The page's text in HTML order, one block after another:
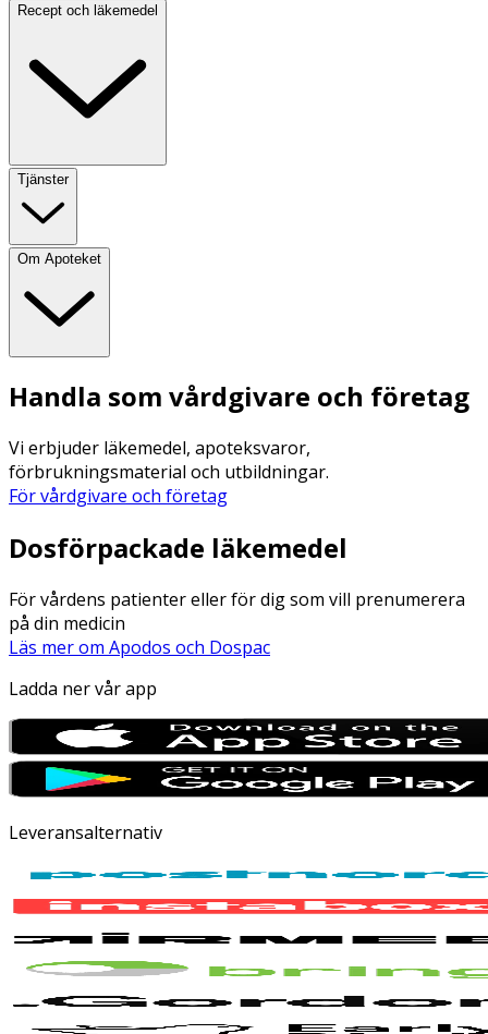
Recept och läkemedel
Tjänster
Om Apoteket
Handla som vårdgivare och företag
Vi erbjuder läkemedel, apoteksvaror,
förbrukningsmaterial och utbildningar.
För vårdgivare och företag
Dosförpackade läkemedel
För vårdens patienter eller för dig som vill prenumerera
på din medicin
Läs mer om Apodos och Dospac
Ladda ner vår app
Leveransalternativ